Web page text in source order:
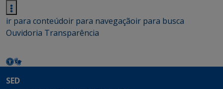
ir para conteúdoir para navegaçãoir para busca
Ouvidoria Transparência
SED